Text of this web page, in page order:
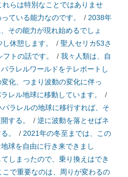
れらは特別なことではありませ
ている能力なのです。 / 2038年
その能力が現れ始めるでしょ
休憩します。 / 聖人セリカ53さ
トの話です。
/ 我々人類は、自
ラレルワールドをテレポートし
化、つまり波動の変化に伴っ
レル地球に移動しています。
/
ラレルの地球に移行すれば、そ
する。
/ 逆に波動を落とせばネ
。
/ 2021年の冬至までは、この
球を自由に行き来できまし
しまったので、乗り換えはでき
こで重要なのは、周りが変わるの